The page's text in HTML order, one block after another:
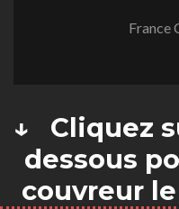
France
↓ Cliquez
dessous
couvreur